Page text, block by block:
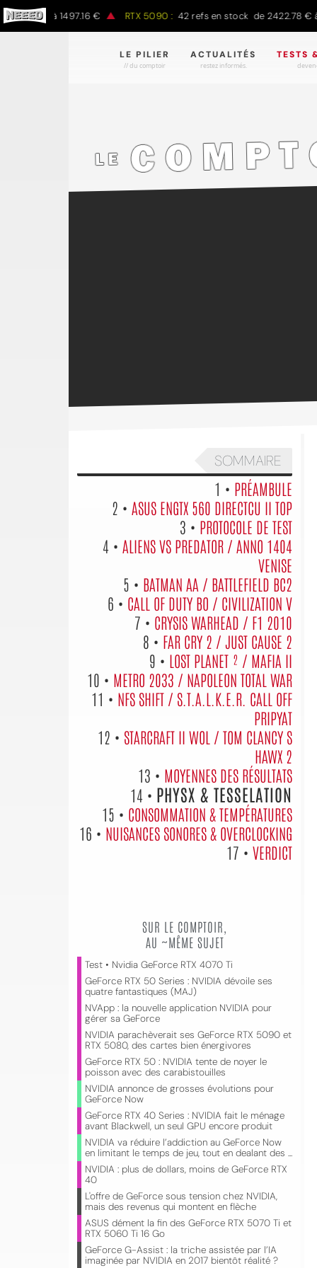
€ à 1497.16 € RTX 5090 : 42 refs en stock de 2422.78 € à
LE PILIER
// du comptoir
ACTUALITÉS
restez informés.
TESTS
SOMMAIRE
1 • PRÉAMBULE
2 • ASUS ENGTX 560 DIRECTCU II TOP
3 • PROTOCOLE DE TEST
4 • ALIENS VS PREDATOR / ANNO 1404
VENISE
5 • BATMAN AA / BATTLEFIELD BC2
6 • CALL OF DUTY BO / CIVILIZATION V
7 • CRYSIS WARHEAD / F1 2010
8 • FAR CRY 2 / JUST CAUSE 2
9 • LOST PLANET ² / MAFIA II
10 • METRO 2033 / NAPOLEON TOTAL WAR
11 • NFS SHIFT / S.T.A.L.K.E.R. CALL OFF
PRIPYAT
12 • STARCRAFT II WOL / TOM CLANCY S
HAWX 2
13 • MOYENNES DES RÉSULTATS
14 • PHYSX & TESSELATION
15 • CONSOMMATION & TEMPÉRATURES
16 • NUISANCES SONORES & OVERCLOCKING
17 • VERDICT
SUR LE COMPTOIR,
AU ~MÊME SUJET
Test • Nvidia GeForce RTX 4070 Ti
GeForce RTX 50 Series : NVIDIA dévoile ses
quatre fantastiques (MAJ)
NVApp : la nouvelle application NVIDIA pour
gérer sa GeForce
NVIDIA parachèverait ses GeForce RTX 5090 et
RTX 5080, des cartes bien énergivores
GeForce RTX 50 : NVIDIA tente de noyer le
poisson avec des carabistouilles
NVIDIA annonce de grosses évolutions pour
GeForce Now
GeForce RTX 40 Series : NVIDIA fait le ménage
avant Blackwell, un seul GPU encore produit
NVIDIA va réduire l’addiction au GeForce Now
en limitant le temps de jeu, tout en dealant des ...
NVIDIA : plus de dollars, moins de GeForce RTX
40
L'offre de GeForce sous tension chez NVIDIA,
mais des revenus qui montent en flèche
ASUS dément la fin des GeForce RTX 5070 Ti et
RTX 5060 Ti 16 Go
GeForce G-Assist : la triche assistée par l’IA
imaginée par NVIDIA en 2017 bientôt réalité ?